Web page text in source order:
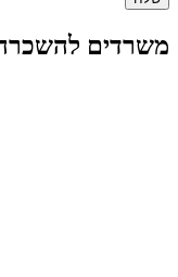
משרדים